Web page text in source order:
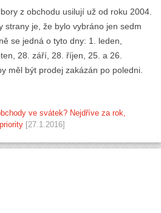
z obchodu usilují už od roku 2004.
strany je, že bylo vybráno jen sedm
se jedná o tyto dny: 1. leden,
28. září, 28. říjen, 25. a 26.
měl být prodej zakázán po poledni.
ve svátek? Nejdříve za rok,
[27.1.2016]